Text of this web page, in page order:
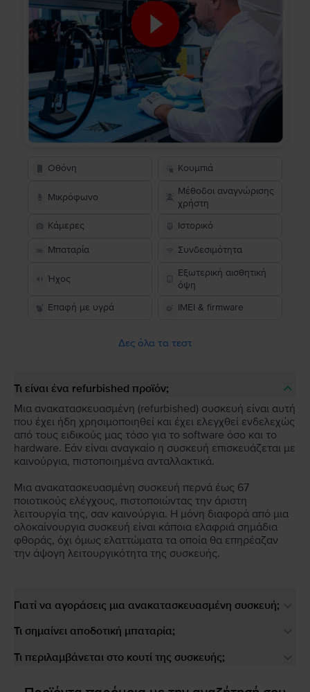
Οθόνη Κουμπιά
Μικρόφωνο
Μέθοδοι αναγνώρισης
χρήστη
Κάμερες
Ιστορικό
Μπαταρία Συνδεσιμότητα
Ήχος
Εξωτερική αισθητική
όψη
Επαφή με υγρά
IMEI & firmware
Δες όλα τα τεστ
Τι είναι ένα refurbished προϊόν;
Μια ανακατασκευασμένη (refurbished) συσκευή είναι αυτή
που έχει ήδη χρησιμοποιηθεί και έχει ελεγχθεί ενδελεχώς
από τους ειδικούς μας τόσο για το software όσο και το
hardware. Εάν είναι αναγκαίο η συσκευή επισκευάζεται με
καινούργια, πιστοποιημένα ανταλλακτικά.
Μια ανακατασκευασμένη συσκευή περνά έως 67
ποιοτικούς ελέγχους, πιστοποιώντας την άριστη
λειτουργία της, σαν καινούργια. Η μόνη διαφορά από μια
ολοκαίνουργια συσκευή είναι κάποια ελαφριά σημάδια
φθοράς, όχι όμως ελαττώματα τα οποία θα επηρέαζαν
την άψογη λειτουργικότητα της συσκευής.
Γιατί να αγοράσεις μια ανακατασκευασμένη συσκευή;
Τι σημαίνει αποδοτική μπαταρία;
Τι περιλαμβάνεται στο κουτί της συσκευής;